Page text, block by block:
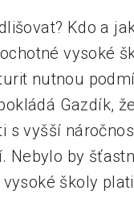
Kdo a
vysoké
nutnou
Gazdík,
s vyšší
Nebylo by
školy